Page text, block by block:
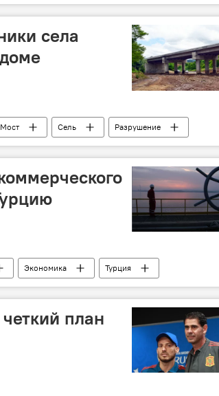
села
Мост Сель
Разрушение
жители
Экономика
Турция
график
план